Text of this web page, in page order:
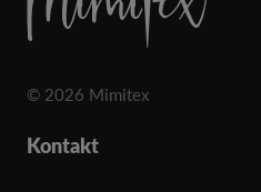
© 2026 Mimitex
Kontakt